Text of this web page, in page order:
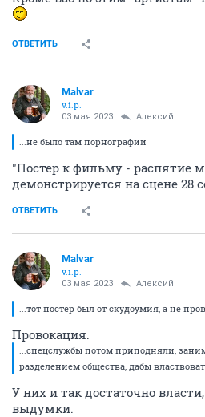
ОТВЕТИТЬ
Malvar
v.i.p.
03 мая 2023 Алексий
...не было там порнографии
"Постер к фильму - распятие
демонстрируется на сцене 28
ОТВЕТИТЬ
Malvar
v.i.p.
03 мая 2023 Алексий
...тот постер был от скудоумия, а не
Провокация.
...спецслужбы потом приподняли,
разделением общества, дабы
У них и так достаточно
выдумки.